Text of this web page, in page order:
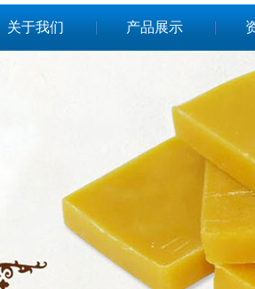
关于我们 产品展示